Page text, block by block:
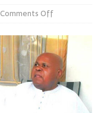
Comments Off